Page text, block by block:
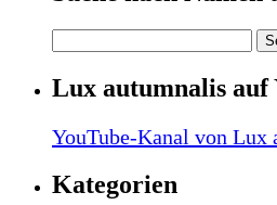
Lux autumnalis auf
YouTube-Kanal von Lux
Kategorien